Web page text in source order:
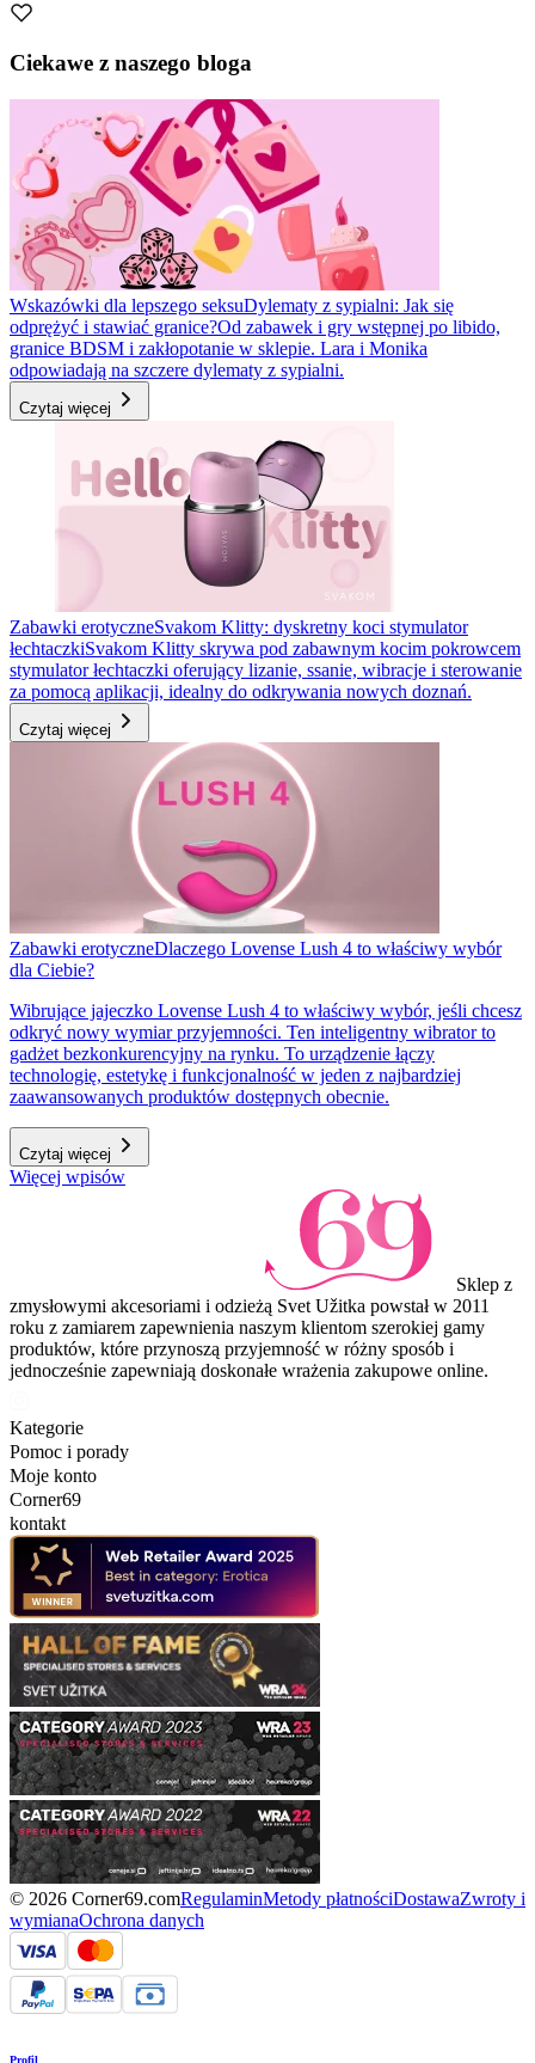
Ciekawe z naszego bloga
Wskazówki dla lepszego seksuDylematy z sypialni: Jak się
odprężyć i stawiać granice?Od zabawek i gry wstępnej po libido,
granice BDSM i zakłopotanie w sklepie. Lara i Monika
odpowiadają na szczere dylematy z sypialni.
Czytaj więcej
Zabawki erotyczneSvakom Klitty: dyskretny koci stymulator
łechtaczkiSvakom Klitty skrywa pod zabawnym kocim pokrowcem
stymulator łechtaczki oferujący lizanie, ssanie, wibracje i sterowanie
za pomocą aplikacji, idealny do odkrywania nowych doznań.
Czytaj więcej
Zabawki erotyczneDlaczego Lovense Lush 4 to właściwy wybór
dla Ciebie?
Wibrujące jajeczko Lovense Lush 4 to właściwy wybór, jeśli chcesz
odkryć nowy wymiar przyjemności. Ten inteligentny wibrator to
gadżet bezkonkurencyjny na rynku. To urządzenie łączy
technologię, estetykę i funkcjonalność w jeden z najbardziej
zaawansowanych produktów dostępnych obecnie.
Czytaj więcej
Więcej wpisów
Sklep z
zmysłowymi akcesoriami i odzieżą Svet Užitka powstał w 2011
roku z zamiarem zapewnienia naszym klientom szerokiej gamy
produktów, które przynoszą przyjemność w różny sposób i
jednocześnie zapewniają doskonałe wrażenia zakupowe online.
Kategorie
Pomoc i porady
Moje konto
Corner69
kontakt
© 2026 Corner69.comRegulaminMetody płatnościDostawaZwroty i
wymianaOchrona danych
Profil